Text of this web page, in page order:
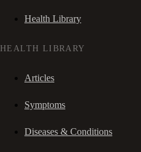
Health Library
HEALTH LIBRARY
Articles
Symptoms
Diseases & Conditions